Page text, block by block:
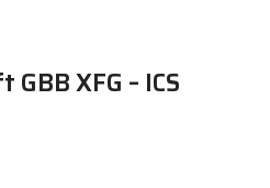
XFG – ICS